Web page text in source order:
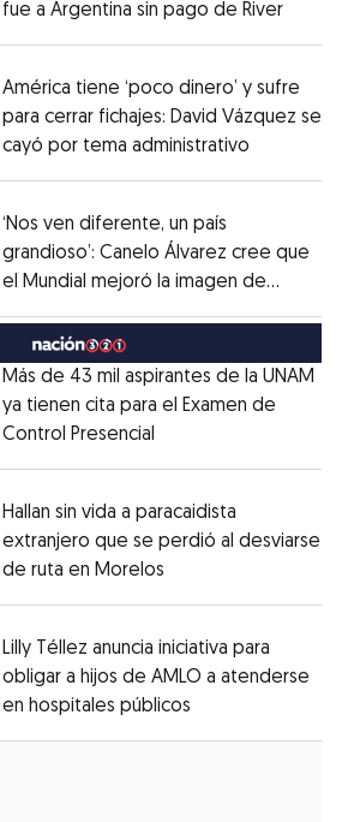
fue a Argentina sin pago de RiverOpens
América tiene ‘poco dinero’ y sufre
para cerrar fichajes: David Vázquez se
cayó por tema administrativo
‘Nos ven diferente, un país
grandioso’: Canelo Álvarez cree que
el Mundial mejoró la imagen de
MéxicoOpens in new window
Más de 43 mil aspirantes de la UNAM
ya tienen cita para el Examen de
Control Presencial
Hallan sin vida a paracaidista
extranjero que se perdió al desviarse
de ruta en Morelos
Lilly Téllez anuncia iniciativa para
obligar a hijos de AMLO a atenderse
en hospitales públicos